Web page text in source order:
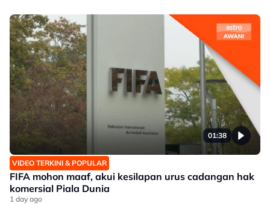
01:38
VIDEO TERKINI & POPULAR
FIFA mohon maaf, akui kesilapan urus cadangan hak
komersial Piala Dunia
1 day ago